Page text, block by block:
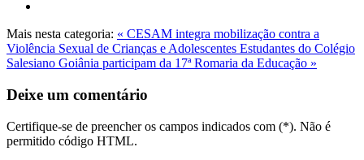
Mais nesta categoria: « CESAM integra mobilização contra a
Violência Sexual de Crianças e Adolescentes Estudantes do Colégio
Salesiano Goiânia participam da 17ª Romaria da Educação »
Deixe um comentário
Certifique-se de preencher os campos indicados com (*). Não é
permitido código HTML.